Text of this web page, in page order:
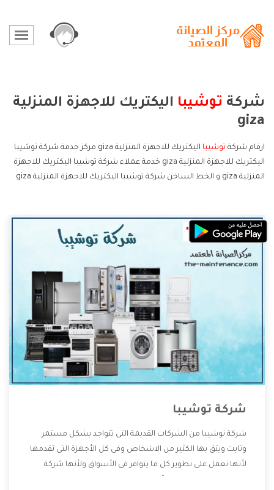
شركة توشيبا اليكتريك للاجهزة المنزلية
giza
ارقام شركة توشيبا
اليكتريك للاجهزة المنزلية giza مركز خدمة شركة توشيبا
اليكتريك للاجهزة المنزلية giza خدمة عملاء شركة توشيبا اليكتريك للاجهزة
المنزلية giza و الخط الساخن شركة توشيبا اليكتريك للاجهزة المنزلية giza.
شركة توشيبا
شركة توشيبا من الشركات القديمة التى تتواجد بشكل مستمر
وثابت ويثق بها الكثير من الاشخاص وفى كل الأجهزة التى تقدمها
لأنها تعمل على تطوير كل ما يتوافر فى الأسواق ولأنها شركة